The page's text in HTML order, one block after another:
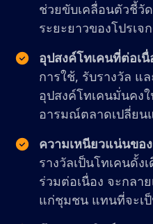
ช่วยขับเคลื่อนตัวชี้วั
ระยะยาวของโปรเจ
อุปสงค์โทเคนที่ต่อเนื่
การใช้, รับรางวัล แ
อุปสงค์โทเคนมั่นคง
อารมณ์ตลาดเปลี่ยน
ความเหนียวแน่นขอ
รางวัลเป็นโทเคนดั้ง
ร่วมต่อเนื่อง จะกลา
แก่ชุมชน แทนที่จะเป็